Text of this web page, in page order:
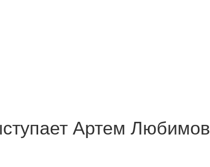
Артем Любимов